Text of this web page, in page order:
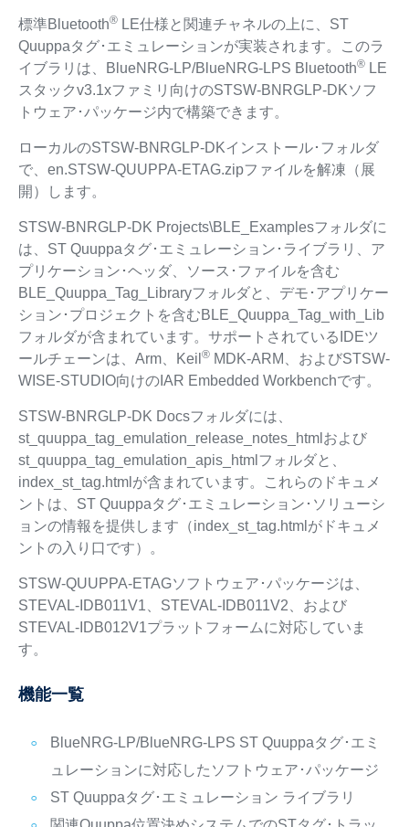
標準Bluetooth®LE仕様と関連チャネルの上に、ST
Quuppaタグ･エミュレーションが実装されます。このラ
イブラリは、BlueNRG-LP/BlueNRG-LPS Bluetooth®LE
スタックv3.1xファミリ向けのSTSW-BNRGLP-DKソフ
トウェア･パッケージ内で構築できます。
ローカルのSTSW-BNRGLP-DKインストール･フォルダ
で、en.STSW-QUUPPA-ETAG.zipファイルを解凍（展
開）します。
STSW-BNRGLP-DK Projects\BLE_Examplesフォルダに
は、ST Quuppaタグ･エミュレーション･ライブラリ、ア
プリケーション･ヘッダ、ソース･ファイルを含む
BLE_Quuppa_Tag_Libraryフォルダと、デモ･アプリケー
ション･プロジェクトを含むBLE_Quuppa_Tag_with_Lib
フォルダが含まれています。サポートされているIDEツ
ールチェーンは、Arm、Keil ®MDK-ARM、およびSTSW-
WISE-STUDIO向けのIAR Embedded Workbenchです。
STSW-BNRGLP-DK Docsフォルダには、
st_quuppa_tag_emulation_release_notes_htmlおよび
st_quuppa_tag_emulation_apis_htmlフォルダと、
index_st_tag.htmlが含まれています。これらのドキュメ
ントは、ST Quuppaタグ･エミュレーション･ソリューシ
ョンの情報を提供します（index_st_tag.htmlがドキュメ
ントの入り口です）。
STSW-QUUPPA-ETAGソフトウェア･パッケージは、
STEVAL-IDB011V1、STEVAL-IDB011V2、および
STEVAL-IDB012V1プラットフォームに対応していま
す。
機能一覧
BlueNRG-LP/BlueNRG-LPS ST Quuppaタグ･エミ
ュレーションに対応したソフトウェア･パッケージ
ST Quuppaタグ･エミュレーション ライブラリ